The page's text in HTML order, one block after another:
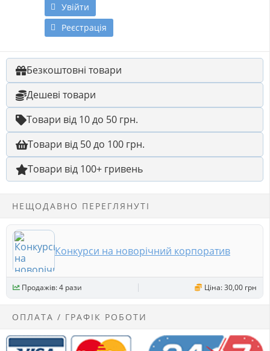
Увійти
Реєстрація
Безкоштовні товари
Дешеві товари
Товари від 10 до 50 грн.
Товари від 50 до 100 грн.
Товари від 100+ гривень
НЕЩОДАВНО ПЕРЕГЛЯНУТІ
Конкурси на новорічний корпоратив
Продажів: 4 рази Ціна: 30,00 грн
ОПЛАТА / ГРАФІК РОБОТИ